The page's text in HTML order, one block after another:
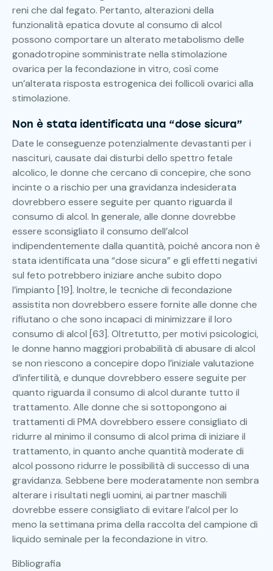
reni che dal fegato. Pertanto, alterazioni della
funzionalità epatica dovute al consumo di alcol
possono comportare un alterato metabolismo delle
gonadotropine somministrate nella stimolazione
ovarica per la fecondazione in vitro, così come
un’alterata risposta estrogenica dei follicoli ovarici alla
stimolazione.
Non è stata identificata una “dose sicura”
Date le conseguenze potenzialmente devastanti per i
nascituri, causate dai disturbi dello spettro fetale
alcolico, le donne che cercano di concepire, che sono
incinte o a rischio per una gravidanza indesiderata
dovrebbero essere seguite per quanto riguarda il
consumo di alcol. In generale, alle donne dovrebbe
essere sconsigliato il consumo dell’alcol
indipendentemente dalla quantità, poiché ancora non è
stata identificata una “dose sicura” e gli effetti negativi
sul feto potrebbero iniziare anche subito dopo
l’impianto [19]. Inoltre, le tecniche di fecondazione
assistita non dovrebbero essere fornite alle donne che
rifiutano o che sono incapaci di minimizzare il loro
consumo di alcol [63]. Oltretutto, per motivi psicologici,
le donne hanno maggiori probabilità di abusare di alcol
se non riescono a concepire dopo l’iniziale valutazione
d’infertilità, e dunque dovrebbero essere seguite per
quanto riguarda il consumo di alcol durante tutto il
trattamento. Alle donne che si sottopongono ai
trattamenti di PMA dovrebbero essere consigliato di
ridurre al minimo il consumo di alcol prima di iniziare il
trattamento, in quanto anche quantità moderate di
alcol possono ridurre le possibilità di successo di una
gravidanza. Sebbene bere moderatamente non sembra
alterare i risultati negli uomini, ai partner maschili
dovrebbe essere consigliato di evitare l’alcol per lo
meno la settimana prima della raccolta del campione di
liquido seminale per la fecondazione in vitro.
Bibliografia